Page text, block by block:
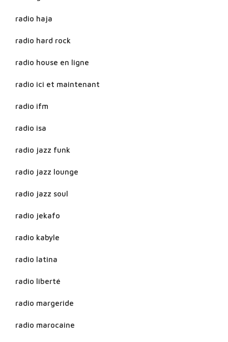
radio haja
radio hard rock
radio house en ligne
radio ici et maintenant
radio ifm
radio isa
radio jazz funk
radio jazz lounge
radio jazz soul
radio jekafo
radio kabyle
radio latina
radio liberté
radio margeride
radio marocaine